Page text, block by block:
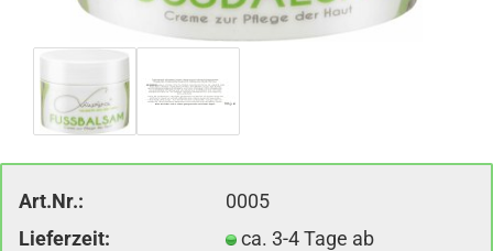
Art.Nr.:
0005
Lieferzeit:
ca. 3-4 Tage ab